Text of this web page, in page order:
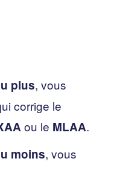
plus, vous
corrige le
ou le MLAA.
moins, vous